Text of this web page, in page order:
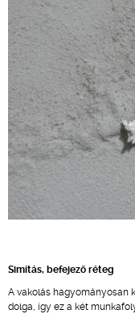
Simítás, befejező réteg
A vakolás hagyományosan
dolga, így ez a két